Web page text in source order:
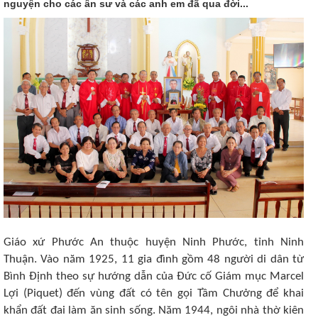
nguyện cho các ân sư và các anh em đã qua đời...
Giáo xứ Phước An thuộc huyện Ninh Phước, tỉnh Ninh
Thuận. Vào năm 1925, 11 gia đình gồm 48 người di dân từ
Bình Định theo sự hướng dẫn của Ðức cố Giám mục Marcel
Lợi (Piquet) đến vùng đất có tên gọi Tầm Chưởng để khai
khẩn đất đai làm ăn sinh sống. Năm 1944, ngôi nhà thờ kiên